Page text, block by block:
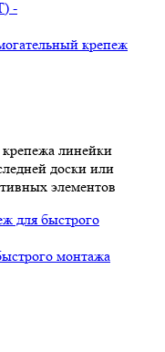
крепеж
линейки
доски или
элементов
монтажа